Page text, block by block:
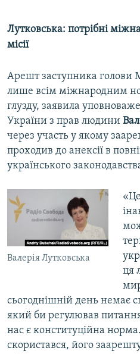
Лутковська: потрібні
місії
Арешт заступника голови
лише всім міжнародним
глузду, заявила
України з прав людини
через участь у якому
проходив до анексії в
українського
Валерія Лутковська
ця
сьогоднішній день немає
який би регулював
нас є конституційна
скористався, його